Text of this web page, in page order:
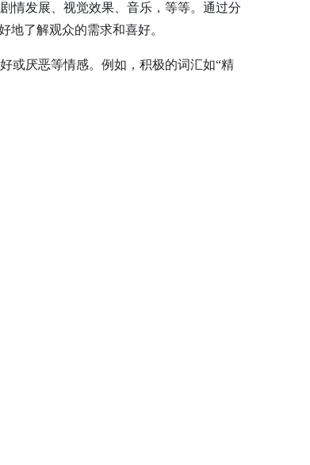
情发展、视觉效果、音乐，等等。通过分
了解观众的需求和喜好。
或厌恶等情感。例如，积极的词汇如“精